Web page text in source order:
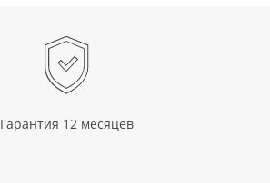
Гарантия 12 месяцев